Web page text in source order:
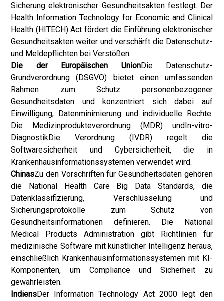
Sicherung elektronischer Gesundheitsakten festlegt. Der
Health Information Technology for Economic and Clinical
Health (HITECH) Act fördert die Einführung elektronischer
Gesundheitsakten weiter und verschärft die Datenschutz-
und Meldepflichten bei Verstößen.
Die der Europäischen UnionDie Datenschutz-
Grundverordnung (DSGVO) bietet einen umfassenden
Rahmen zum Schutz personenbezogener
Gesundheitsdaten und konzentriert sich dabei auf
Einwilligung, Datenminimierung und individuelle Rechte.
Die Medizinprodukteverordnung (MDR) undIn-vitro-
DiagnostikDie Verordnung (IVDR) regelt die
Softwaresicherheit und Cybersicherheit, die in
Krankenhausinformationssystemen verwendet wird.
ChinasZu den Vorschriften für Gesundheitsdaten gehören
die National Health Care Big Data Standards, die
Datenklassifizierung, Verschlüsselung und
Sicherungsprotokolle zum Schutz von
Gesundheitsinformationen definieren. Die National
Medical Products Administration gibt Richtlinien für
medizinische Software mit künstlicher Intelligenz heraus,
einschließlich Krankenhausinformationssystemen mit KI-
Komponenten, um Compliance und Sicherheit zu
gewährleisten.
IndiensDer Information Technology Act 2000 legt den